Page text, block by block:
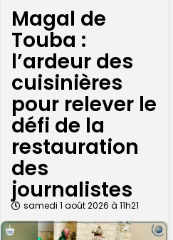
Magal de
Touba :
l’ardeur des
cuisinières
pour relever le
défi de la
restauration
des
journalistes
samedi 1 août 2026 à 11h21